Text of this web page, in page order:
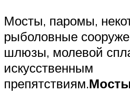
Мосты, паромы,
рыболовные
шлюзы, молевой
искусственным
препятствиям.